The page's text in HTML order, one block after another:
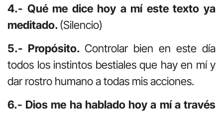
4.- Qué me dice hoy a mí este texto ya
meditado.(Silencio)
5.- Propósito. Controlar bien en este día
todos los instintos bestiales que hay en mí y
dar rostro humano a todas mis acciones.
6.- Dios me ha hablado hoy a mí a través